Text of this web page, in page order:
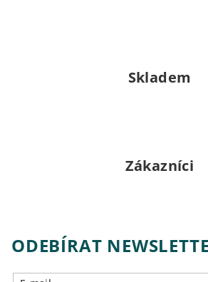
Skladem
Zákazníci
ODEBÍRAT